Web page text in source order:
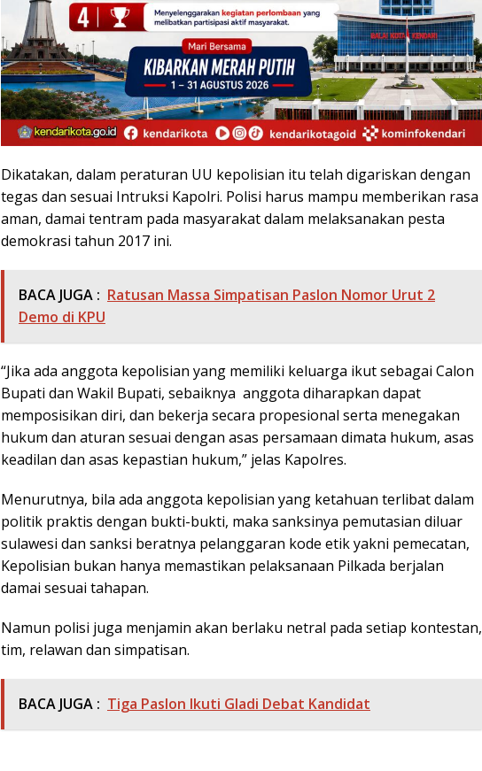
Dikatakan, dalam peraturan UU kepolisian itu telah digariskan dengan
tegas dan sesuai Intruksi Kapolri. Polisi harus mampu memberikan rasa
aman, damai tentram pada masyarakat dalam melaksanakan pesta
demokrasi tahun 2017 ini.
BACA JUGA : Ratusan Massa Simpatisan Paslon Nomor Urut 2
Demo di KPU
“Jika ada anggota kepolisian yang memiliki keluarga ikut sebagai Calon
Bupati dan Wakil Bupati, sebaiknya anggota diharapkan dapat
memposisikan diri, dan bekerja secara propesional serta menegakan
hukum dan aturan sesuai dengan asas persamaan dimata hukum, asas
keadilan dan asas kepastian hukum,” jelas Kapolres.
Menurutnya, bila ada anggota kepolisian yang ketahuan terlibat dalam
politik praktis dengan bukti-bukti, maka sanksinya pemutasian diluar
sulawesi dan sanksi beratnya pelanggaran kode etik yakni pemecatan,
Kepolisian bukan hanya memastikan pelaksanaan Pilkada berjalan
damai sesuai tahapan.
Namun polisi juga menjamin akan berlaku netral pada setiap kontestan,
tim, relawan dan simpatisan.
BACA JUGA : Tiga Paslon Ikuti Gladi Debat Kandidat